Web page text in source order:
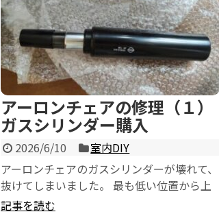
アーロンチェアの修理（１）
ガスシリンダー購入
2026/6/10
室内DIY
アーロンチェアのガスシリンダーが壊れて、
抜けてしまいました。 最も低い位置から上
がりません。 もう２５年も使っているので
記事を読む